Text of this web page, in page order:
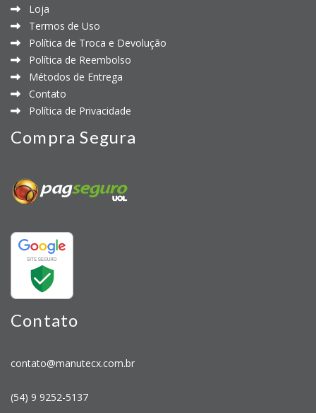
Loja
Termos de Uso
Política de Troca e Devolução
Política de Reembolso
Métodos de Entrega
Contato
Política de Privacidade
Compra Segura
Contato
contato@manutecx.com.br
(54) 9 9252-5137